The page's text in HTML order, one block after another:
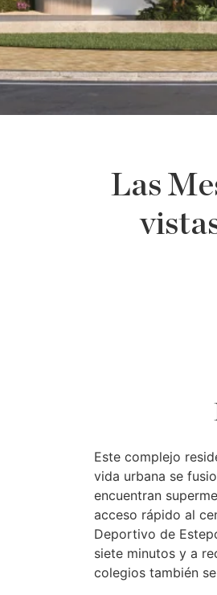
Las
Este complejo
vida urbana se
encuentran
acceso rápido al
Deportivo de
siete minutos y a
colegios también